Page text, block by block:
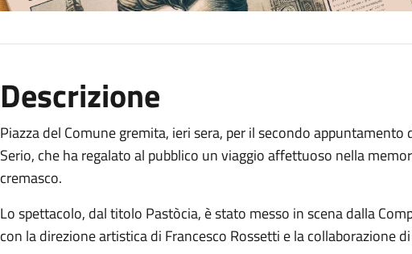
Descrizione
Piazza del Comune gremita, ieri sera, per il secondo appuntamento
Serio, che ha regalato al pubblico un viaggio affettuoso nella
cremasco.
Lo spettacolo, dal titolo Pastòcia, è stato messo in scena dalla
con la direzione artistica di Francesco Rossetti e la collaborazione